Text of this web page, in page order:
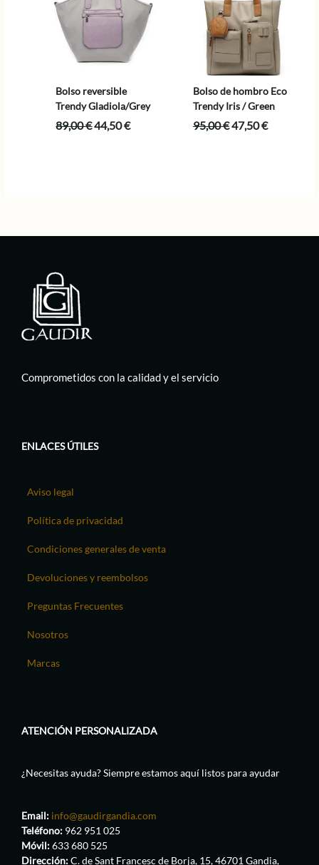
Bolso reversible
Trendy Gladiola/Grey
89,00€El
44,50€El
Bolso de hombro Eco
Trendy Iris / Green
95,00€El
47,50€El
Comprometidos con la calidad y el servicio
ENLACES ÚTILES
Aviso legal
Política de privacidad
Condiciones generales de venta
Devoluciones y reembolsos
Preguntas Frecuentes
Nosotros
Marcas
ATENCIÓN PERSONALIZADA
¿Necesitas ayuda? Siempre estamos aquí listos para ayudar
Email: info@gaudirgandia.com
Teléfono: 962 951 025
Móvil:633 680 525
Dirección:C. de Sant Francesc de Borja, 15, 46701 Gandia,